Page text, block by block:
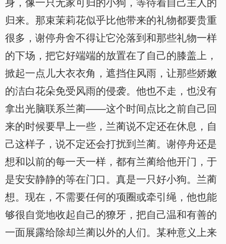
身，像一只无家可归的小狗，等待着自己主人的
归来。那束茉莉花似乎比他带来的礼物都要贵重
很多，谢停舟舍不得让它沦落到和那些礼物一样
的下场，把它好端端的放置在了自己的膝盖上，
掀起一点儿大衣衣角，遮挡住风雨，让那些娇嫩
的洁白花朵免受风雨的侵袭。他也不走，也没有
拿出光脑联系兰蔺——这个时间点比之前自己回
来的时候要早上一些，兰蔺说不定还在休息，自
己这样子，说不定还会打扰到兰蔺。谢停舟还是
想和以前的每一天一样，都有兰蔺给他开门，于
是安安静静的等在门口。真是一只好小狗。兰蔺
想。现在，不需要任何的项圈或牵引绳，他也能
够很自觉地收起自己的獠牙，把自己温和有善的
一面展露给除却兰蔺以外的人们。某种意义上来